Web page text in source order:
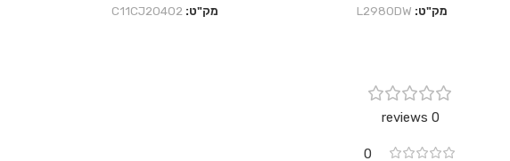
מק"ט: L2980DW מק"ט: C11CJ20402
0 reviews
0